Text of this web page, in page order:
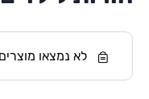
לא נמצאו